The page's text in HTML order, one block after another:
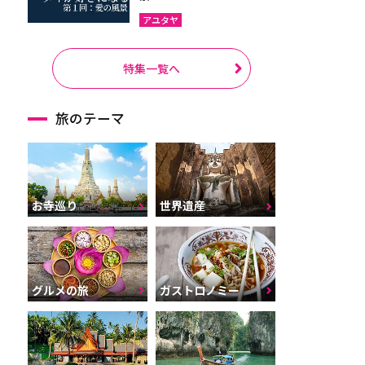
アユタヤ
特集一覧へ
旅のテーマ
お寺巡り 世界遺産
グルメの旅 ガストロノミー